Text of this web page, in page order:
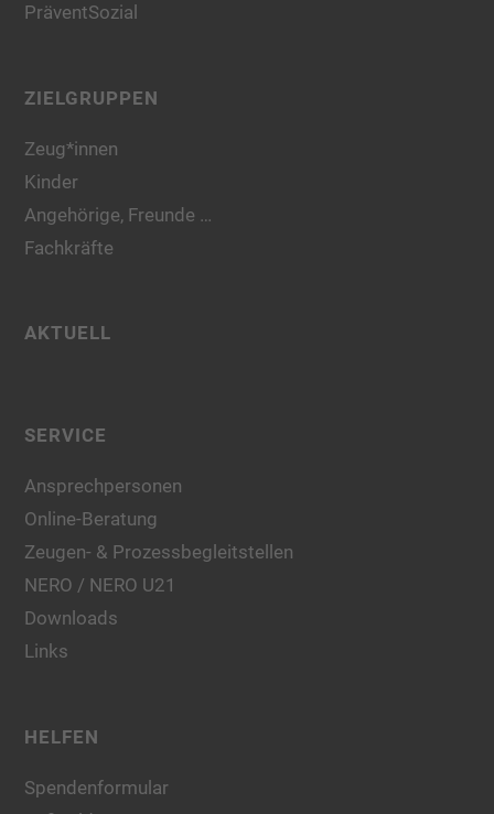
PräventSozial
ZIELGRUPPEN
Zeug*innen
Kinder
Angehörige, Freunde …
Fachkräfte
AKTUELL
SERVICE
Ansprechpersonen
Online-Beratung
Zeugen- & Prozessbegleitstellen
NERO / NERO U21
Downloads
Links
HELFEN
Spendenformular